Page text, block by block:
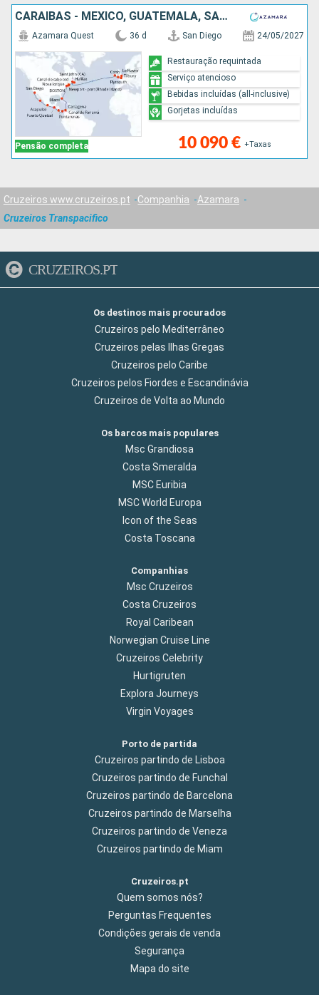
CARAIBAS - MEXICO, GUATEMALA, SALVADOR, COSTA RICA, PANAMA, COLÔMBIA, ESTADOS UNIDOS, CANADÁ, IRLANDA, FRANÇA, REINO UNIDO
Pensão completa
Azamara Quest 36 d San Diego 24/05/2027
10 090 € +Taxas
Restauração requintada
Serviço atencioso
Bebidas incluídas (all-inclusive)
Gorjetas incluídas
Cruzeiros www.cruzeiros.pt Companhia
Azamara
Cruzeiros Transpacifico
CRUZEIROS.PT
Os destinos mais procurados
Cruzeiros pelo Mediterrâneo
Cruzeiros pelas Ilhas Gregas
Cruzeiros pelo Caribe
Cruzeiros pelos Fiordes e Escandinávia
Cruzeiros de Volta ao Mundo
Os barcos mais populares
Msc Grandiosa
Costa Smeralda
MSC Euribia
MSC World Europa
Icon of the Seas
Costa Toscana
Companhias
Msc Cruzeiros
Costa Cruzeiros
Royal Caribean
Norwegian Cruise Line
Cruzeiros Celebrity
Hurtigruten
Explora Journeys
Virgin Voyages
Porto de partida
Cruzeiros partindo de Lisboa
Cruzeiros partindo de Funchal
Cruzeiros partindo de Barcelona
Cruzeiros partindo de Marselha
Cruzeiros partindo de Veneza
Cruzeiros partindo de Miam
Cruzeiros.pt
Quem somos nós?
Perguntas Frequentes
Condições gerais de venda
Segurança
Mapa do site